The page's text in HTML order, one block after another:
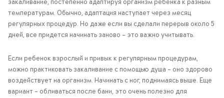
закаливание, постепенно адаптируя организм ребенка к разным
температурам. Обычно, адаптация наступает через месяц
регулярных процедур. Но даже если вы сделали перерыв около 5
дней, все придется начинать заново – это важно учитывать.
Если ребенок взрослый и привык к регулярным процедурам,
можно практиковать закаливание с помощью душа – оно здорово
воздействует на организм. Начинать с ног, поднимаясь выше. Еще
вариант – обливаться после бани, это очень полезно для